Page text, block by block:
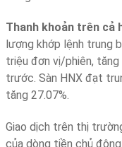
Thanh khoản trên cả
lượng khớp lệnh trung
triệu đơn vị/phiên,
trước. Sàn HNX đạt
tăng 27.07%.
Giao dịch trên thị
của dòng tiền chủ